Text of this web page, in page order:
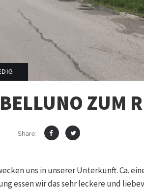
ZUM
Share:
uns in unserer Unterkunft. Ca.
essen wir das sehr leckere und